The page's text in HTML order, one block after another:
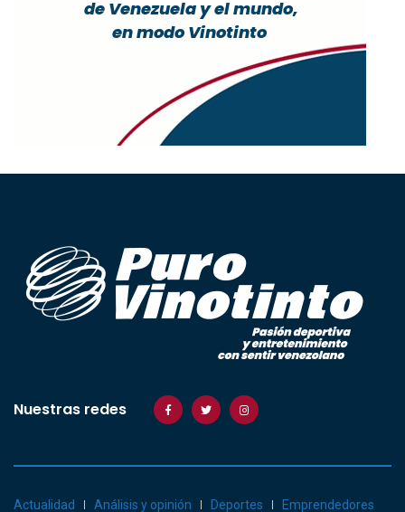
Nuestras redes
Actualidad Análisis y opinión Deportes Emprendedores